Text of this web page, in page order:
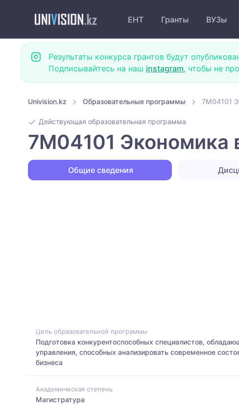
ЕНТ Гранты ВУЗы
Результаты конкурса грантов будут
Подписывайтесь на наш instagram, чтобы не
Univision.kz Образовательные программы 7M04101
Действующая образовательная программа
7M04101
Общие сведения
Цель образовательной программы
Подготовка конкурентоспособных специалистов,
управления, способных анализировать современное
бизнеса
Академическая степень
Магистратура